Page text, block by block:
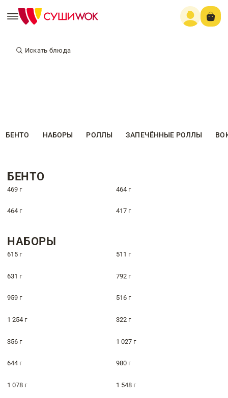
Искать блюда
БЕНТО НАБОРЫ РОЛЛЫ ЗАПЕЧЁННЫЕ РОЛЛЫ
БЕНТО
469 г 464 г
464 г 417 г
НАБОРЫ
615 г 511 г
631 г 792 г
959 г 516 г
1 254 г 322 г
356 г 1 027 г
644 г 980 г
1 078 г 1 548 г